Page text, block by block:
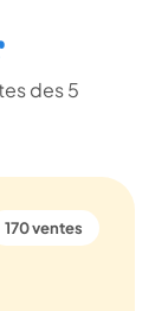
des 5
170 ventes